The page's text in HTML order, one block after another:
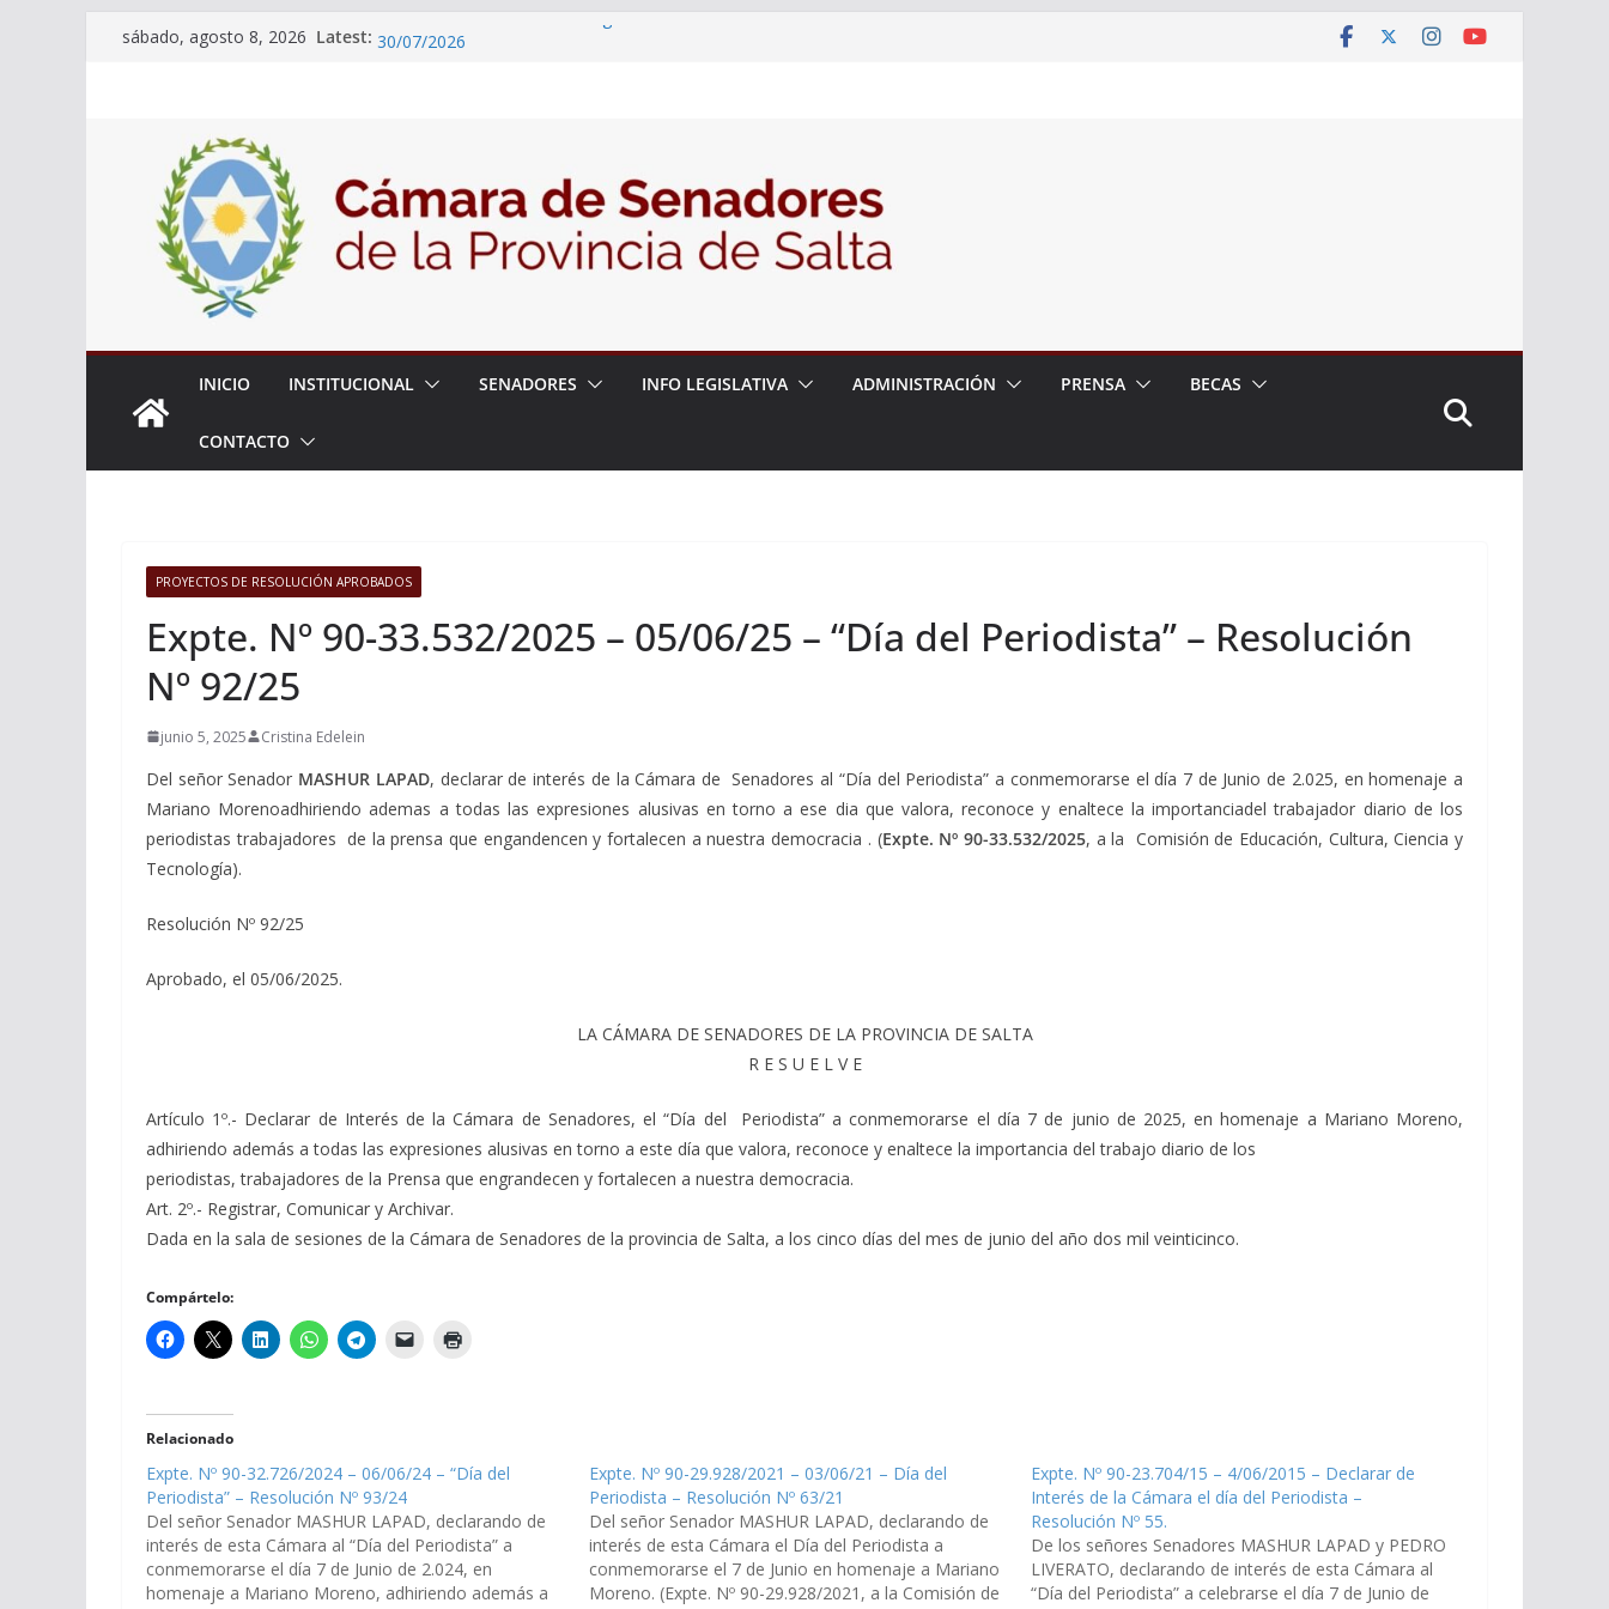
sábado, agosto 8, 2026 Latest: 18° Sesión Ordinaria – 6 de agosto
Expte. Nº 90-34.516/2026 – 06/08/26 – Créase el Ente Salteño
de Protección y Control Vegetal
INICIO INSTITUCIONAL SENADORES INFO LEGISLATIVA ADMINISTRACIÓN PRENSA BECAS
CONTACTO
PROYECTOS DE RESOLUCIÓN APROBADOS
Expte. Nº 90-33.532/2025 – 05/06/25 – “Día del Periodista” – Resolución
Nº 92/25
junio 5, 2025 Cristina Edelein
Del señor Senador MASHUR LAPAD, declarar de interés de la Cámara de Senadores al “Día del Periodista” a conmemorarse el día 7 de Junio de 2.025, en homenaje a
Mariano Morenoadhiriendo ademas a todas las expresiones alusivas en torno a ese dia que valora, reconoce y enaltece la importanciadel trabajador diario de los
periodistas trabajadores de la prensa que engandencen y fortalecen a nuestra democracia . (Expte. Nº 90-33.532/2025, a la Comisión de Educación, Cultura, Ciencia y
Tecnología).
Resolución Nº 92/25
Aprobado, el 05/06/2025.
LA CÁMARA DE SENADORES DE LA PROVINCIA DE SALTA
R E S U E L V E
Artículo 1º.- Declarar de Interés de la Cámara de Senadores, el “Día del Periodista” a conmemorarse el día 7 de junio de 2025, en homenaje a Mariano Moreno,
adhiriendo además a todas las expresiones alusivas en torno a este día que valora, reconoce y enaltece la importancia del trabajo diario de los
periodistas, trabajadores de la Prensa que engrandecen y fortalecen a nuestra democracia.
Art. 2º.- Registrar, Comunicar y Archivar.
Dada en la sala de sesiones de la Cámara de Senadores de la provincia de Salta, a los cinco días del mes de junio del año dos mil veinticinco.
Compártelo:
Relacionado
Expte. Nº 90-32.726/2024 – 06/06/24 – “Día del
Periodista” – Resolución Nº 93/24
Del señor Senador MASHUR LAPAD, declarando de
interés de esta Cámara al “Día del Periodista” a
conmemorarse el día 7 de Junio de 2.024, en
homenaje a Mariano Moreno, adhiriendo además a
Expte. Nº 90-29.928/2021 – 03/06/21 – Día del
Periodista – Resolución Nº 63/21
Del señor Senador MASHUR LAPAD, declarando de
interés de esta Cámara el Día del Periodista a
conmemorarse el 7 de Junio en homenaje a Mariano
Moreno. (Expte. Nº 90-29.928/2021, a la Comisión de
Expte. Nº 90-23.704/15 – 4/06/2015 – Declarar de
Interés de la Cámara el día del Periodista –
Resolución Nº 55.
De los señores Senadores MASHUR LAPAD y PEDRO
LIVERATO, declarando de interés de esta Cámara al
“Día del Periodista” a celebrarse el día 7 de Junio de